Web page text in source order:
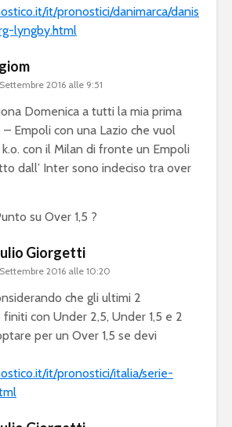
it/pronostici/danimarca/danis
lyngby.html
2016 alle 9:51
Domenica a tutti la mia prima
Empoli con una Lazio che vuol
k.o. con il Milan di fronte un Empoli
dall’ Inter sono indeciso tra over
su Over 1,5 ?
Giorgetti
2016 alle 10:20
che gli ultimi 2
con Under 2,5, Under 1,5 e 2
per un Over 1,5 se devi
it/pronostici/italia/serie-